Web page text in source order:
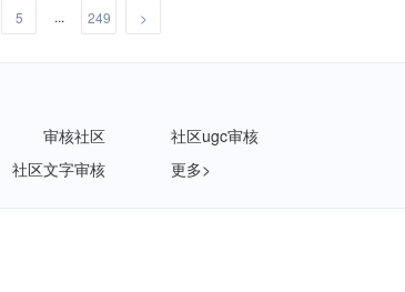
5 ... 249 >
审核社区
社区ugc审核
社区文字审核 更多>